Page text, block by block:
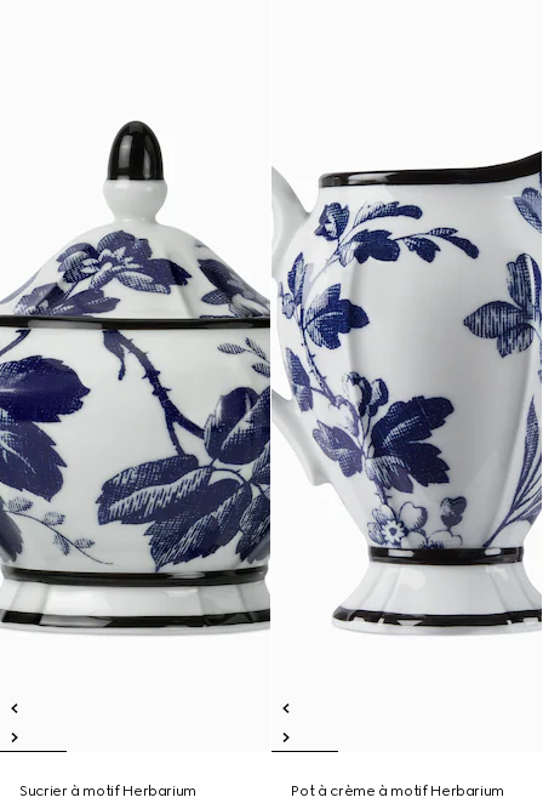
Sucrier à motif Herbarium
Pot à crème à motif Herbarium